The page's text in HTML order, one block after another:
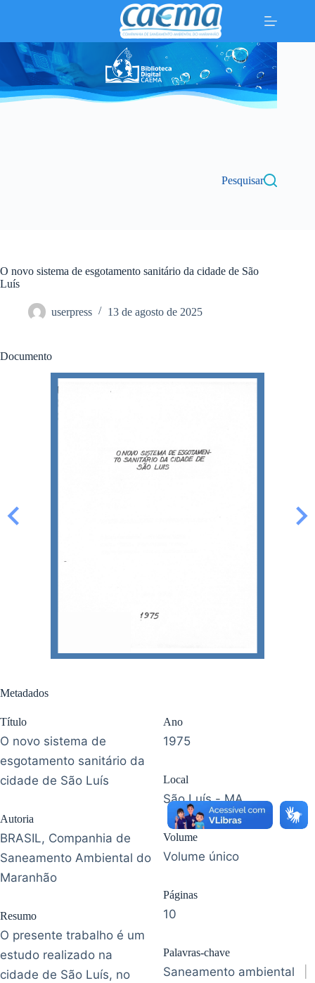
conteúdo
Pesquisar
O novo sistema de esgotamento sanitário da cidade de São
Luís
userpress 13 de agosto de 2025
Documento
Metadados
Título
O novo sistema de
esgotamento sanitário da
cidade de São Luís
Autoria
BRASIL, Companhia de
Saneamento Ambiental do
Maranhão
Resumo
O presente trabalho é um
estudo realizado na
cidade de São Luís, no
Ano
1975
Local
São Luís - MA
Volume
Volume único
Páginas
10
Palavras-chave
Saneamento ambiental